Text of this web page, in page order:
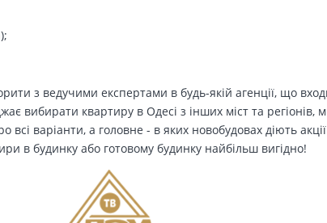
з ведучими експертами в будь-якій агенції, що
вибирати квартиру в Одесі з інших міст та
варіанти, а головне - в яких новобудовах діють
в будинку або готовому будинку найбільш вигідно!